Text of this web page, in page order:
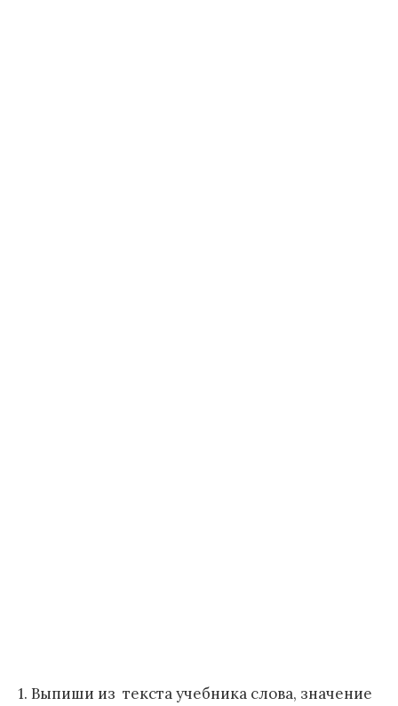
1. Выпиши из текста учебника слова, значение